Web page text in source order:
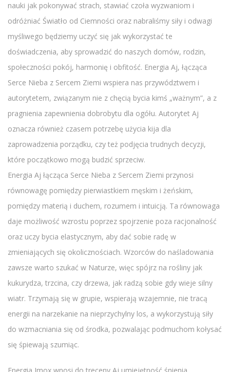
nauki jak pokonywać strach, stawiać czoła wyzwaniom i
odróżniać Światło od Ciemności oraz nabraliśmy siły i odwagi
myśliwego będziemy uczyć się jak wykorzystać te
doświadczenia, aby sprowadzić do naszych domów, rodzin,
społeczności pokój, harmonię i obfitość. Energia Aj, łącząca
Serce Nieba z Sercem Ziemi wspiera nas przywództwem i
autorytetem, związanym nie z chęcią bycia kimś „ważnym”, a z
pragnienia zapewnienia dobrobytu dla ogółu. Autorytet Aj
oznacza również czasem potrzebę użycia kija dla
zaprowadzenia porządku, czy też podjęcia trudnych decyzji,
które początkowo mogą budzić sprzeciw.
Energia Aj łącząca Serce Nieba z Sercem Ziemi przynosi
równowagę pomiędzy pierwiastkiem męskim i żeńskim,
pomiędzy materią i duchem, rozumem i intuicją. Ta równowaga
daje możliwość wzrostu poprzez spojrzenie poza racjonalność
oraz uczy bycia elastycznym, aby dać sobie radę w
zmieniających się okolicznościach. Wzorców do naśladowania
zawsze warto szukać w Naturze, więc spójrz na rośliny jak
kukurydza, trzcina, czy drzewa, jak radzą sobie gdy wieje silny
wiatr. Trzymają się w grupie, wspierają wzajemnie, nie tracą
energii na narzekanie na nieprzychylny los, a wykorzystują siły
do wzmacniania się od środka, pozwalając podmuchom kołysać
się śpiewają szumiąc.